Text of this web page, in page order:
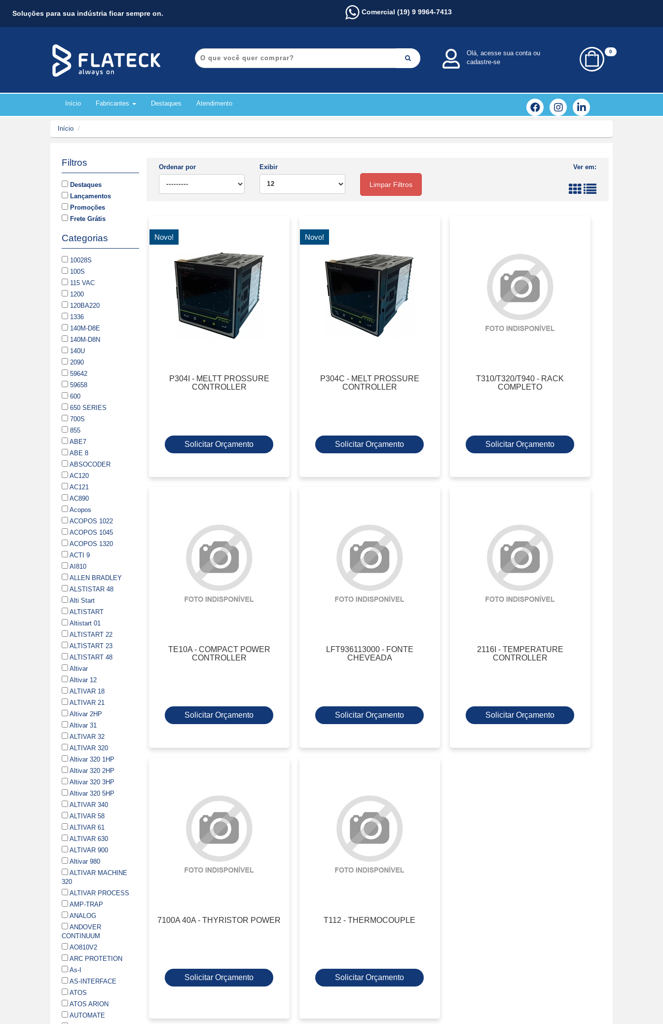
Soluções para sua indústria ficar sempre on. Comercial (19) 9 9964-7413
Olá, acesse sua conta ou
cadastre-se
0
Início Fabricantes Destaques Atendimento
Início
Filtros
Destaques
Lançamentos
Promoções
Frete Grátis
Categorias
10028S
100S
115 VAC
1200
120BA220
1336
140M-D8E
140M-D8N
140U
2090
59642
59658
600
650 SERIES
700S
855
ABE7
ABE 8
ABSOCODER
AC120
AC121
AC890
Acopos
ACOPOS 1022
ACOPOS 1045
ACOPOS 1320
ACTI 9
AI810
ALLEN BRADLEY
ALSTISTAR 48
Alti Start
ALTISTART
Altistart 01
ALTISTART 22
ALTISTART 23
ALTISTART 48
Altivar
Altivar 12
ALTIVAR 18
ALTIVAR 21
Altivar 2HP
Altivar 31
ALTIVAR 32
ALTIVAR 320
Altivar 320 1HP
Altivar 320 2HP
Altivar 320 3HP
Altivar 320 5HP
ALTIVAR 340
ALTIVAR 58
ALTIVAR 61
ALTIVAR 630
ALTIVAR 900
Altivar 980
ALTIVAR MACHINE
320
ALTIVAR PROCESS
AMP-TRAP
ANALOG
ANDOVER
CONTINUUM
AO810V2
ARC PROTETION
As-I
AS-INTERFACE
ATOS
ATOS ARION
AUTOMATE
Ordenar por Exibir
Limpar Filtros
Ver em:
P304I - MELTT PROSSURE
CONTROLLER
Solicitar Orçamento
Novo!
P304C - MELT PROSSURE
CONTROLLER
Solicitar Orçamento
Novo!
T310/T320/T940 - RACK
COMPLETO
Solicitar Orçamento
TE10A - COMPACT POWER
CONTROLLER
Solicitar Orçamento
LFT936113000 - FONTE
CHEVEADA
Solicitar Orçamento
2116I - TEMPERATURE
CONTROLLER
Solicitar Orçamento
7100A 40A - THYRISTOR POWER
Solicitar Orçamento
T112 - THERMOCOUPLE
Solicitar Orçamento